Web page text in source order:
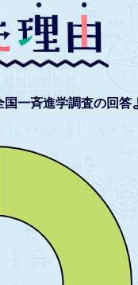
国一斉進学調査の回答